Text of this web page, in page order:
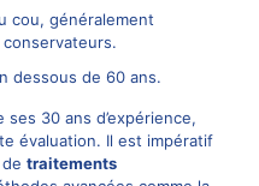
cou, généralement
dessous de 60 ans.
30 ans d’expérience,
évaluation. Il est impératif
traitements